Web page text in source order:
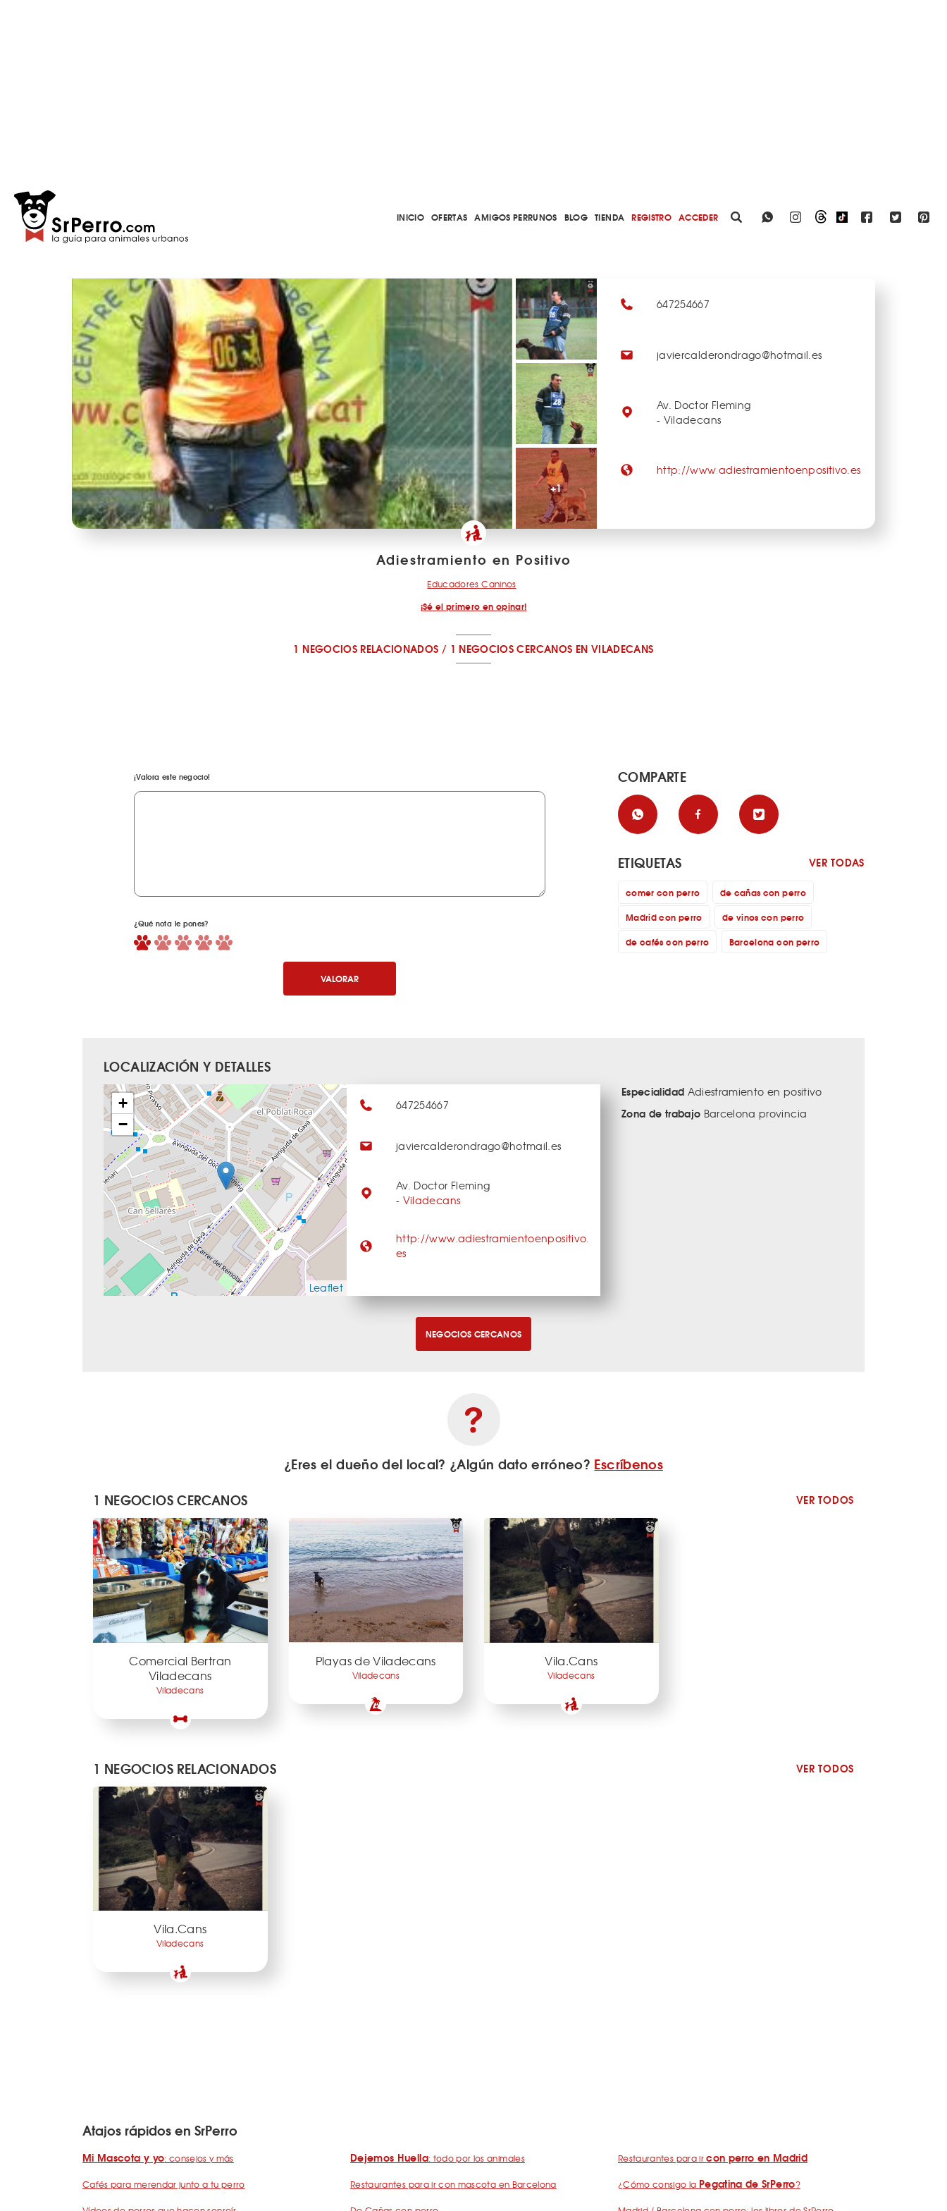
INICIO OFERTAS AMIGOS PERRUNOS BLOG TIENDA REGISTRO ACCEDER
+1
647254667
javiercalderondrago@hotmail.es
Av. Doctor Fleming
- Viladecans
http://www.adiestramientoenpositivo.es
Adiestramiento en Positivo
Educadores Caninos
¡Sé el primero en opinar!
1 NEGOCIOS RELACIONADOS / 1 NEGOCIOS CERCANOS EN VILADECANS
¡Valora este negocio!
¿Qué nota le pones?
VALORAR
COMPARTE
ETIQUETAS VER TODAS
comer con perro
de cañas con perro
Madrid con perro
de vinos con perro
de cafés con perro
Barcelona con perro
LOCALIZACIÓN Y DETALLES
+
−
Leaflet
647254667
javiercalderondrago@hotmail.es
Av. Doctor Fleming
- Viladecans
http://www.adiestramientoenpositivo.
es
Especialidad Adiestramiento en positivo
Zona de trabajo Barcelona provincia
NEGOCIOS CERCANOS
¿Eres el dueño del local? ¿Algún dato erróneo? Escríbenos
1 NEGOCIOS CERCANOS
VER TODOS
Comercial Bertran
Viladecans
Viladecans
Playas de Viladecans
Viladecans
Vila.Cans
Viladecans
1 NEGOCIOS RELACIONADOS VER TODOS
Vila.Cans
Viladecans
Atajos rápidos en SrPerro
Mi Mascota y yo: consejos y más
Cafés para merendar junto a tu perro
Dejemos Huella: todo por los animales
Restaurantes para ir con mascota en Barcelona
Restaurantes para ircon perro en Madrid
¿Cómo consigo la Pegatina de SrPerro?